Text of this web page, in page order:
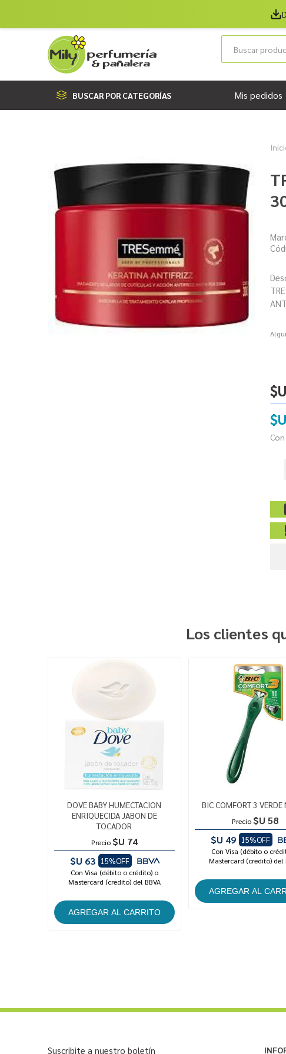
BUSCAR POR CATEGORÍAS Mis pedidos
Los clientes
DOVE BABY HUMECTACION
ENRIQUECIDA JABON DE
TOCADOR
Precio $U 74
$U 63
15%OFF
Con Visa (débito o crédito) o
Mastercard (credito) del BBVA
BIC COMFORT 3 VERDE
Precio $U 58
$U 49
15%OFF
Con Visa (débito o
Mastercard (credito) del
Suscribite a nuestro boletín